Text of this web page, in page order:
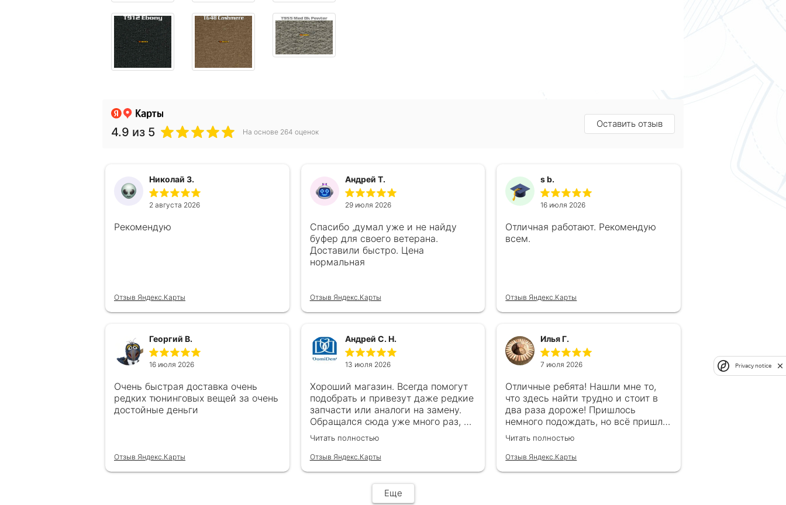
4.9 из 5 На основе 264 оценок
Оставить отзыв
Николай З.
2 августа 2026
Рекомендую
Отзыв Яндекс.Карты
Андрей Т.
29 июля 2026
Спасибо ,думал уже и не найду
буфер для своего ветерана.
Доставили быстро. Цена
нормальная
Отзыв Яндекс.Карты
s b.
16 июля 2026
Отличная работают. Рекомендую
всем.
Отзыв Яндекс.Карты
Георгий В.
16 июля 2026
Очень быстрая доставка очень
редких тюнинговых вещей за очень
достойные деньги
Отзыв Яндекс.Карты
Андрей С. Н.
13 июля 2026
Хороший магазин. Всегда помогут
подобрать и привезут даже редкие
запчасти или аналоги на замену.
Обращался сюда уже много раз, ни
каках проблем ни когда не
возникало
Читать полностью
Отзыв Яндекс.Карты
Илья Г.
7 июля 2026
Отличные ребята! Нашли мне то,
что здесь найти трудно и стоит в
два раза дороже! Пришлось
немного подождать, но всё пришло
в срок, без обмана. Продавец
всегда на связи! Буду ещё
обращаться! 👍
Читать полностью
Отзыв Яндекс.Карты
Еще
Privacy notice